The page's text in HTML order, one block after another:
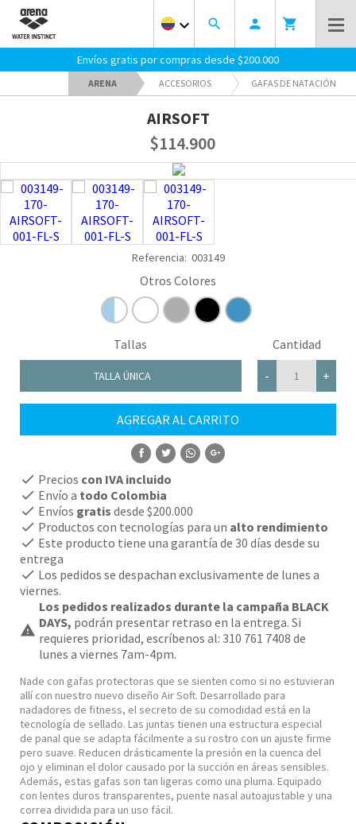
keyboard_arrow_down search person shopping_cart
Envíos gratis por compras desde $200.000
ARENA ACCESORIOS GAFAS DE NATACIÓN
AIRSOFT
$114.900
Referencia: 003149
Nade con gafas protectoras que se sienten como si no estuvieran
allí con nuestro nuevo diseño Air Soft. Desarrollado para
nadadores de fitness, el secreto de su comodidad está en la
tecnología de sellado. Las juntas tienen una estructura especial
de panal que se adapta fácilmente a su rostro con un ajuste firme
pero suave. Reducen drásticamente la presión en la cuenca del
ojo y eliminan el dolor causado por la succión en áreas sensibles.
Además, estas gafas son tan ligeras como una pluma. Equipado
con lentes duros transparentes, puente nasal autoajustable y una
correa dividida para un uso fácil.
Tallas
TALLA ÚNICA
Cantidad
-
+
AGREGAR AL CARRITO
COMPRAR
check Precios con IVA incluido
check Envío a todo Colombia
check Envíos gratis desde $200.000
check Productos con tecnologías para un alto rendimiento
check Este producto tiene una garantía de 30 días desde su
entrega
check Los pedidos se despachan exclusivamente de lunes a
viernes.
warning
Los pedidos realizados durante la campaña BLACK
DAYS, podrán presentar retraso en la entrega. Si
requieres prioridad, escríbenos al: 310 761 7408 de
lunes a viernes 7am-4pm.